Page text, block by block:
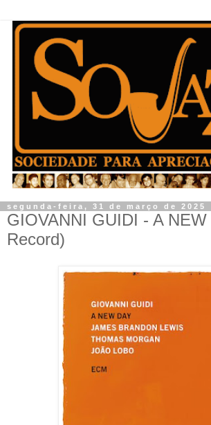
segunda-feira, 31 de março de 2025
GIOVANNI GUIDI - A NEW
Record)